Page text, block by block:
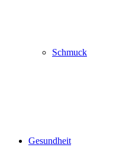
Schmuck
Gesundheit